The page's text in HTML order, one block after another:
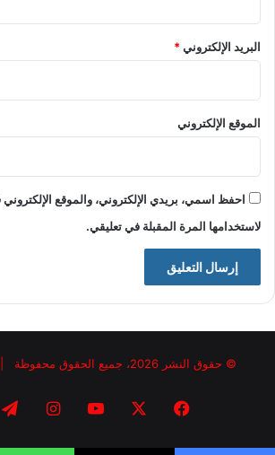
البريد الإلكتروني*
الموقع الإلكتروني
احفظ اسمي، بريدي الإلكتروني، والموقع
لاستخدامها المرة المقبلة في تعليقي.
© حقوق النشر 2026، جميع الحقوق محفوظة |
فيسبوك يوتيوب